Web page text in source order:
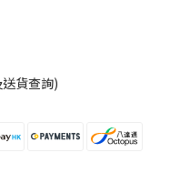
貨查詢)